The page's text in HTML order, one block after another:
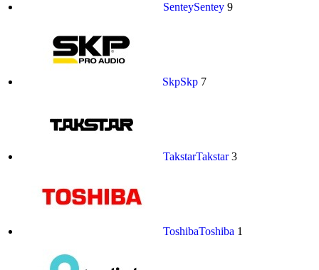
SenteySentey 9
SkpSkp 7
TakstarTakstar 3
ToshibaToshiba 1